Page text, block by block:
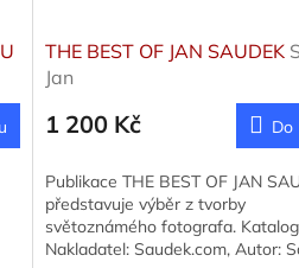
THE BEST OF JAN SAUDEK
Jan
1 200 Kč Do
Publikace THE BEST OF JAN
představuje výběr z tvorby
světoznámého fotografa.
Nakladatel: Saudek.com, Autor: